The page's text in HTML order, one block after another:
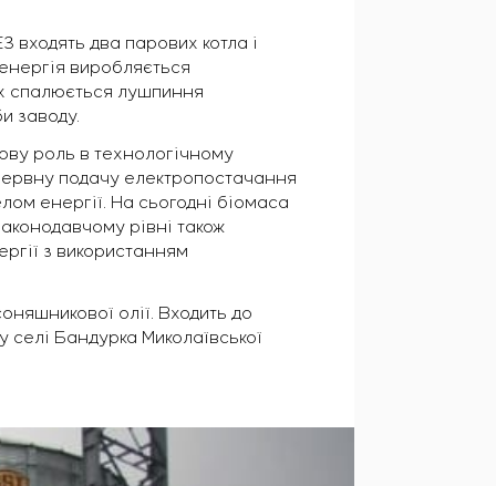
два парових котла і
виробляється
спалюється лушпиння
заводу.
роль в технологічному
подачу електропостачання
енергії. На сьогодні біомаса
рівні також
з використанням
олії. Входить до
Бандурка Миколаївської